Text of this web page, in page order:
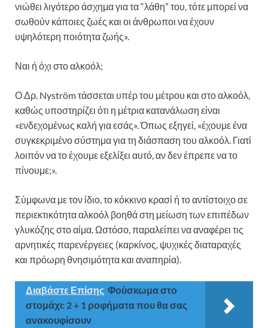
νιώθει λιγότερο άσχημα για τα “λάθη” του, τότε μπορεί να
σωθούν κάποιες ζωές και οι άνθρωποι να έχουν
υψηλότερη ποιότητα ζωής».
Ναι ή όχι στο αλκοόλ;
Ο Δρ. Nyström τάσσεται υπέρ του μέτρου και στο αλκοόλ,
καθώς υποστηρίζει ότι η μέτρια κατανάλωση είναι
«ενδεχομένως καλή για εσάς». Όπως εξηγεί, «έχουμε ένα
συγκεκριμένο σύστημα για τη διάσπαση του αλκοόλ. Γιατί
λοιπόν να το έχουμε εξελίξει αυτό, αν δεν έπρεπε να το
πίνουμε;».
Σύμφωνα με τον ίδιο, το κόκκινο κρασί ή το αντίστοιχο σε
περιεκτικότητα αλκοόλ βοηθά στη μείωση των επιπέδων
γλυκόζης στο αίμα. Ωστόσο, παραλείπει να αναφέρει τις
αρνητικές παρενέργειες (καρκίνος, ψυχικές διαταραχές
και πρόωρη θνησιμότητα και αναπηρία).
Διαβάστε Επίσης Φούσκωμα στο
στομάχι: 2 + 1 ροφήματα που θα σας
ανακουφίσουν